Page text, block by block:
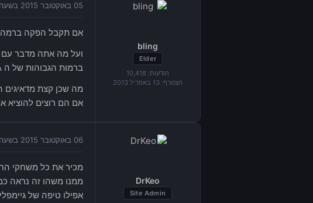
bling
Elder
הודעות: 10,418
הצטרף: 13 באפריל 2013
05 באוקטובר 2015 בשעה 18:17
אם תקבל הפקה ברמה
ועל מה אתה מדבר עם
ברמות הגבוהות של ה AAA, לא יודע מאיפה הוצאת את האינדי הזה.
מה שכן קצת מדאיגים
אם הם רוצים להוציא
DrKeo
Site Admin
06 באוקטובר 2015 בשעה 02:04
אפילו טיפה של